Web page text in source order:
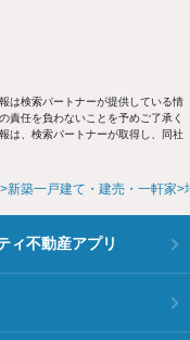
は検索パートナーが提供している情
責任を負わないことを予めご了承く
は、検索パートナーが取得し、同社
新築一戸建て・建売・一軒家
ィ不動産アプリ